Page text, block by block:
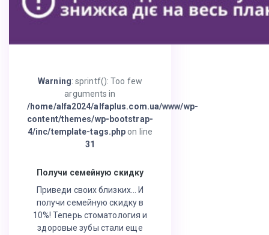
Warning: sprintf(): Too few
arguments in
/home/alfa2024/alfaplus.com.ua/www/wp-
content/themes/wp-bootstrap-
4/inc/template-tags.php on line
31
Получи семейную скидку
Приведи своих близких… И
получи семейную скидку в
10%! Теперь стоматология и
здоровые зубы стали еще